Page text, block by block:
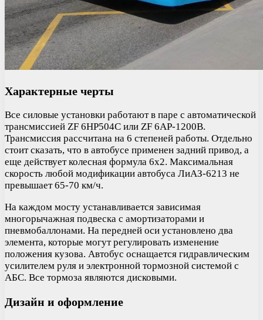
Характерные черты
Все силовые установки работают в паре с автоматической
трансмиссией ZF 6HP504C или ZF 6AP-1200B.
Трансмиссия рассчитана на 6 степеней работы. Отдельно
стоит сказать, что в автобусе применен задний привод, а
еще действует колесная формула 6х2. Максимальная
скорость любой модификации автобуса ЛиАЗ-6213 не
превышает 65-70 км/ч.
На каждом мосту устанавливается зависимая
многорычажная подвеска с амортизаторами и
пневмобаллонами. На передней оси установлено два
элемента, которые могут регулировать изменение
положения кузова. Автобус оснащается гидравлическим
усилителем руля и электронной тормозной системой с
АБС. Все тормоза являются дисковыми.
Дизайн и оформление